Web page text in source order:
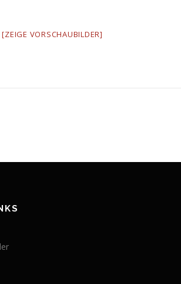
[ZEIGE VORSCHAUBILDER]